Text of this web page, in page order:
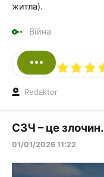
житла).
Війна
Redaktor
СЗЧ – це злочин.
01/01/2026 11:22